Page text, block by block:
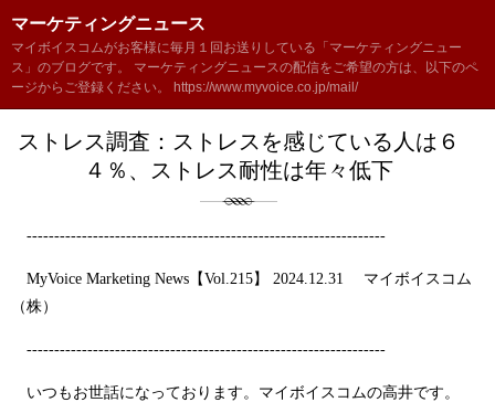
マーケティングニュース
マイボイスコムがお客様に毎月１回お送りしている「マーケティングニュー
ス」のブログです。 マーケティングニュースの配信をご希望の方は、以下のペ
ージからご登録ください。 https://www.myvoice.co.jp/mail/
ストレス調査：ストレスを感じている人は６
４％、ストレス耐性は年々低下
-----------------------------------------------------------------
MyVoice Marketing News【Vol.215】 2024.12.31 マイボイスコム
（株）
-----------------------------------------------------------------
いつもお世話になっております。マイボイスコムの高井です。